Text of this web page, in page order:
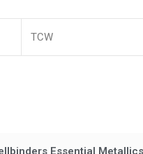
TCW
Essential